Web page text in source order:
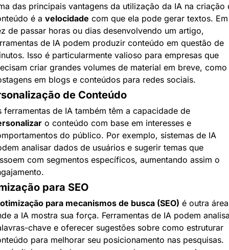
das principais vantagens da utilização da IA na criação
é a velocidade com que ela pode gerar textos. Em
de passar horas ou dias desenvolvendo um artigo,
de IA podem produzir conteúdo em questão de
Isso é particularmente valioso para empresas que
criar grandes volumes de material em breve, como
em blogs e conteúdos para redes sociais.
de Conteúdo
As ferramentas de IA também têm a capacidade de
o conteúdo com base em interesses e
do público. Por exemplo, sistemas de IA
analisar dados de usuários e sugerir temas que
com segmentos específicos, aumentando assim o
para SEO
otimização para mecanismos de busca (SEO) é outra área
a IA mostra sua força. Ferramentas de IA podem
chave e oferecer sugestões sobre como estruturar
para melhorar seu posicionamento nas pesquisas.